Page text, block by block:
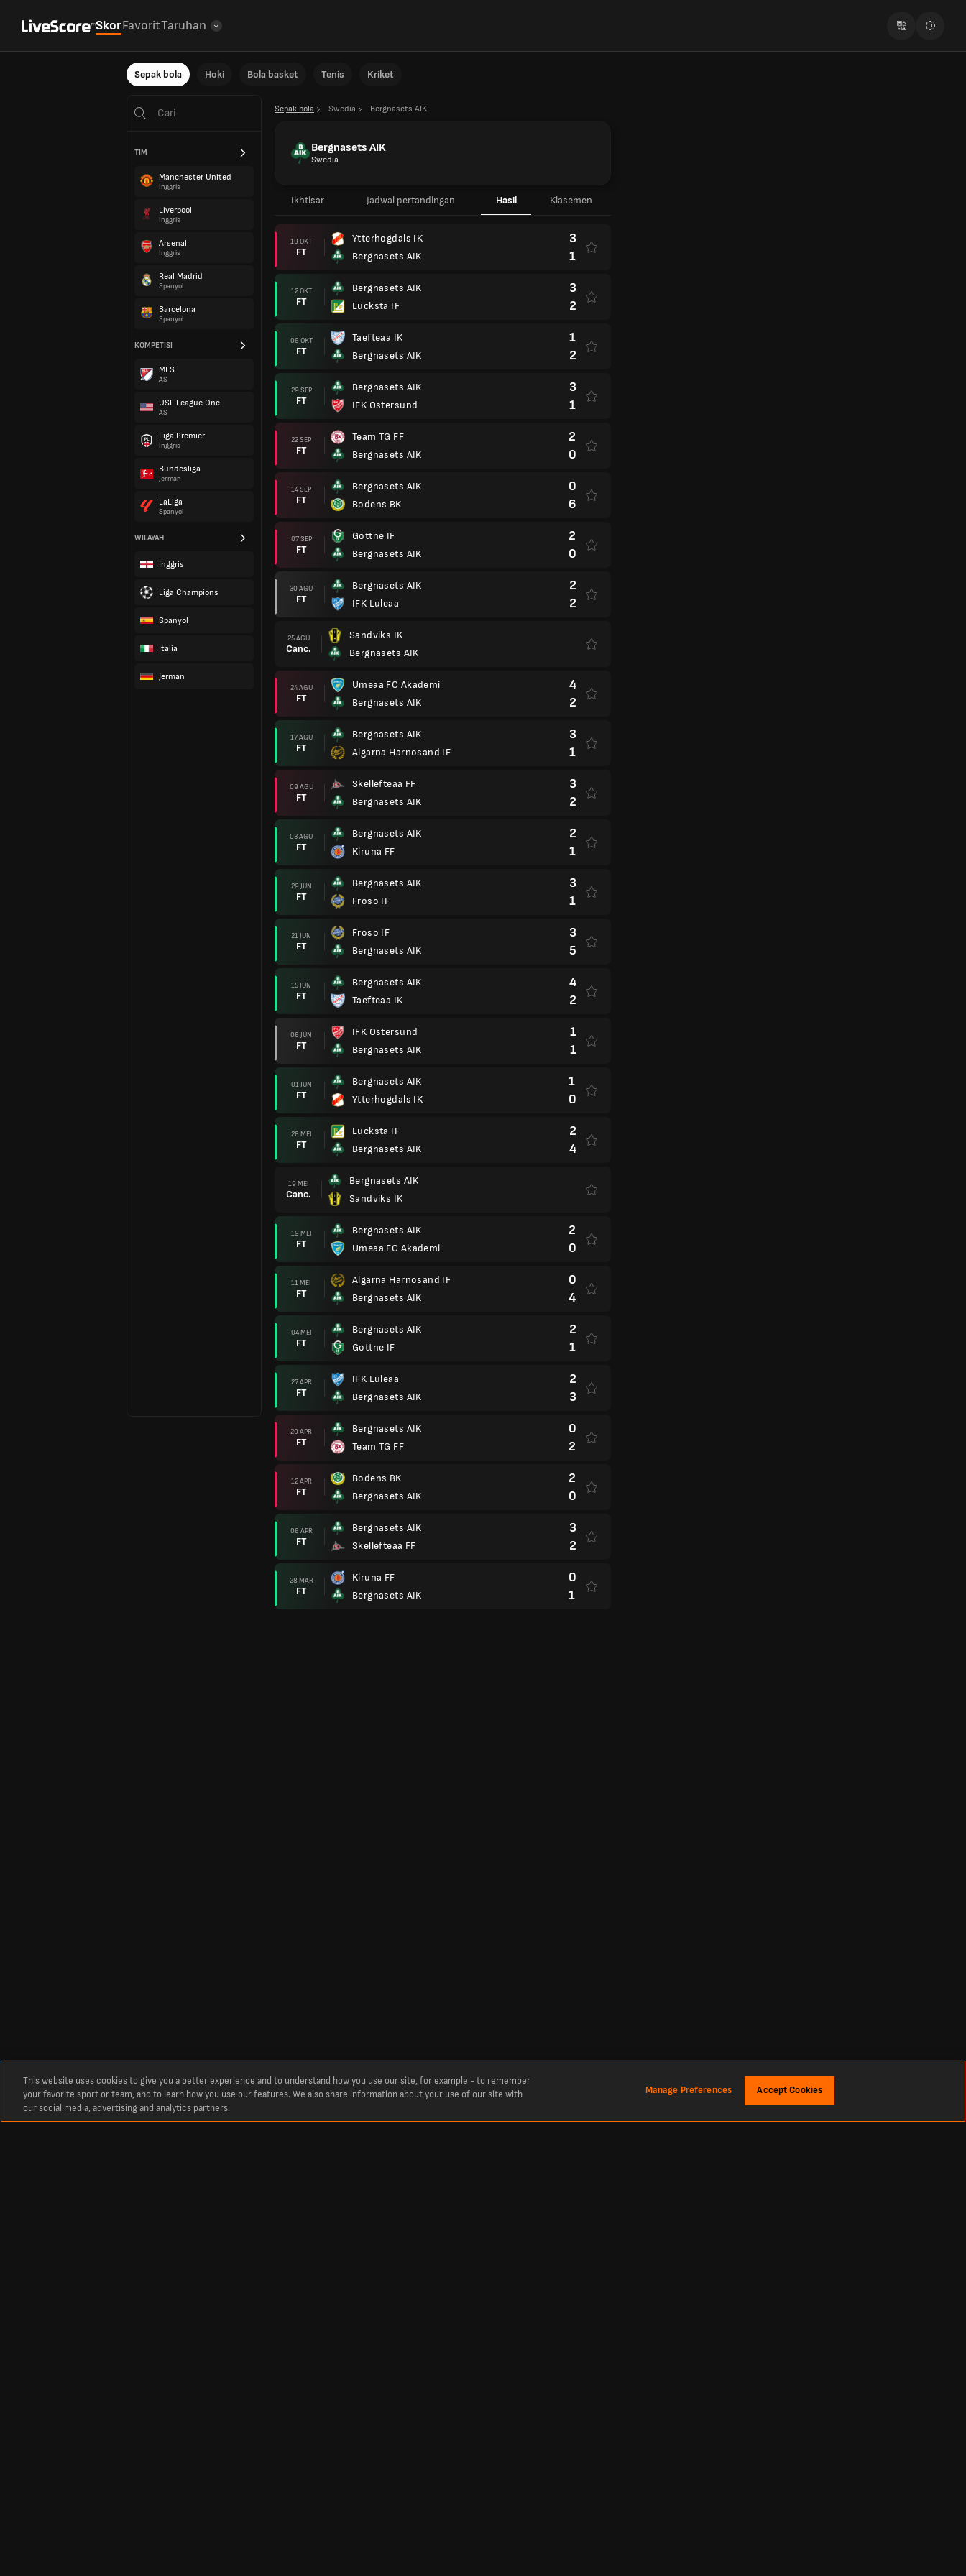
SkorFavoritTaruhan
Sepak bola Hoki Bola basket Tenis Kriket
TIM
Manchester United
Inggris
Liverpool
Inggris
Arsenal
Inggris
Real Madrid
Spanyol
Barcelona
Spanyol
KOMPETISI
MLS
AS
USL League One
AS
Liga Premier
Inggris
Bundesliga
Jerman
LaLiga
Spanyol
WILAYAH
Inggris
Liga Champions
Spanyol
Italia
Jerman
Sepak bola Swedia Bergnasets AIK
Bergnasets AIK
Swedia
Ikhtisar Jadwal pertandingan Hasil Klasemen
19 OKT
FT
Ytterhogdals IK
Bergnasets AIK
3
1
12 OKT
FT
Bergnasets AIK
Lucksta IF
3
2
06 OKT
FT
Taefteaa IK
Bergnasets AIK
1
2
29 SEP
FT
Bergnasets AIK
IFK Ostersund
3
1
22 SEP
FT
Team TG FF
Bergnasets AIK
2
0
14 SEP
FT
Bergnasets AIK
Bodens BK
0
6
07 SEP
FT
Gottne IF
Bergnasets AIK
2
0
30 AGU
FT
Bergnasets AIK
IFK Luleaa
2
2
25 AGU
Canc.
Sandviks IK
Bergnasets AIK
24 AGU
FT
Umeaa FC Akademi
Bergnasets AIK
4
2
17 AGU
FT
Bergnasets AIK
Algarna Harnosand IF
3
1
09 AGU
FT
Skellefteaa FF
Bergnasets AIK
3
2
03 AGU
FT
Bergnasets AIK
Kiruna FF
2
1
29 JUN
FT
Bergnasets AIK
Froso IF
3
1
21 JUN
FT
Froso IF
Bergnasets AIK
3
5
15 JUN
FT
Bergnasets AIK
Taefteaa IK
4
2
06 JUN
FT
IFK Ostersund
Bergnasets AIK
1
1
01 JUN
FT
Bergnasets AIK
Ytterhogdals IK
1
0
26 MEI
FT
Lucksta IF
Bergnasets AIK
2
4
19 MEI
Canc.
Bergnasets AIK
Sandviks IK
19 MEI
FT
Bergnasets AIK
Umeaa FC Akademi
2
0
11 MEI
FT
Algarna Harnosand IF
Bergnasets AIK
0
4
04 MEI
FT
Bergnasets AIK
Gottne IF
2
1
27 APR
FT
IFK Luleaa
Bergnasets AIK
2
3
20 APR
FT
Bergnasets AIK
Team TG FF
0
2
12 APR
FT
Bodens BK
Bergnasets AIK
2
0
06 APR
FT
Bergnasets AIK
Skellefteaa FF
3
2
28 MAR
FT
Kiruna FF
Bergnasets AIK
0
1
This website uses cookies to give you a better experience and to understand how you use our site, for example - to remember
your favorite sport or team, and to learn how you use our features. We also share information about your use of our site with
our social media, advertising and analytics partners.
Manage Preferences Accept Cookies